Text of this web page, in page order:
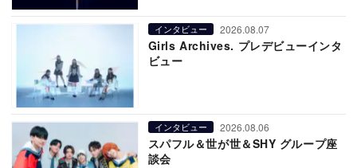
インタビュー 2026.08.07
Girls Archives. プレデビューインタ
ビュー
インタビュー 2026.08.06
スパフル＆世が世＆SHY グループ座
談会